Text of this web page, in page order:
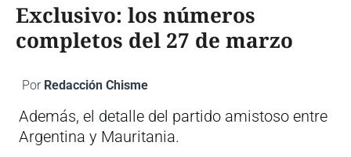
Exclusivo: los números
completos del 27 de marzo
Por Redacción Chisme
Además, el detalle del partido amistoso entre
Argentina y Mauritania.